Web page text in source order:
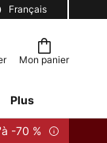
Français
Mon panier
Plus
-70 %